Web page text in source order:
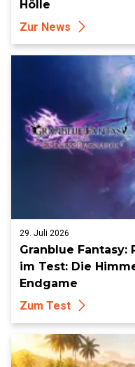
Hölle
Zur News
29. Juli 2026
Granblue Fantasy:
im Test: Die
Endgame
Zum Test